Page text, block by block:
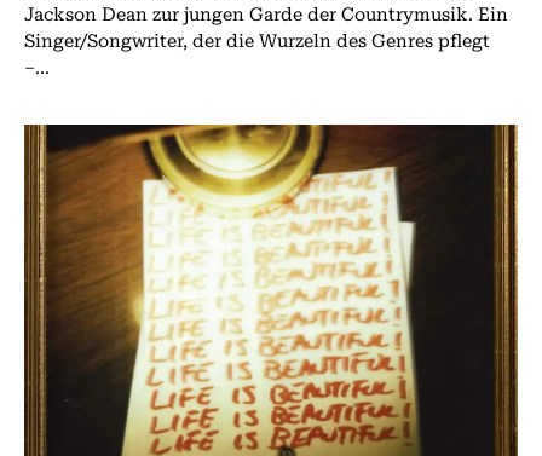
Jackson Dean zur jungen Garde der Countrymusik. Ein
Singer/Songwriter, der die Wurzeln des Genres pflegt
–...